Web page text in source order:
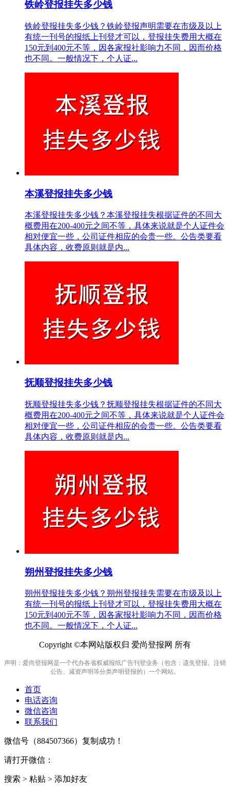
铁岭登报挂失多少钱
铁岭登报挂失多少钱？铁岭登报声明需要在市级及以上
有统一刊号的报纸上刊登才可以，登报挂失费用大概在
150元到400元不等，因各家报社影响力不同，因而价格
也不同。一般情况下，个人证...
本溪登报挂失多少钱
本溪登报挂失多少钱？本溪登报挂失根据证件的不同大
概费用在200-400元之间不等，具体来说就是个人证件会
相对便宜一些，公司证件相应的会贵一些。公告类要看
具体内容，收费原则就是内...
抚顺登报挂失多少钱
抚顺登报挂失多少钱？抚顺登报挂失根据证件的不同大
概费用在200-400元之间不等，具体来说就是个人证件会
相对便宜一些，公司证件相应的会贵一些。公告类要看
具体内容，收费原则就是内...
朔州登报挂失多少钱
朔州登报挂失多少钱？朔州登报挂失需要在市级及以上
有统一刊号的报纸上刊登才可以，登报挂失费用大概在
150元到400元不等，因各家报社影响力不同，因而价格
也不同。一般情况下，个人证...
Copyright ©本网站版权归 爱尚登报网 所有
声明：爱尚登报网是一个代办各省权威报纸广告刊登业务（包含：遗失登报、注销
公告、减资声明等分类声明登报的）一个网站。
首页
电话咨询
微信咨询
联系我们
微信号（884507366）复制成功！
请打开微信：
搜索 > 粘贴 > 添加好友